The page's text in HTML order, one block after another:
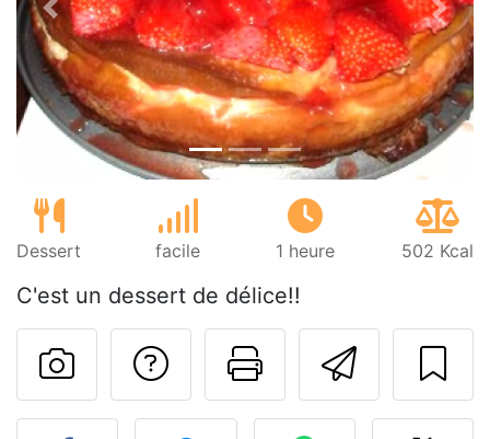
Précédent
Dessert facile 1 heure 502 Kcal
C'est un dessert de délice!!
Imprimer
Poser une
Publier votre photo de